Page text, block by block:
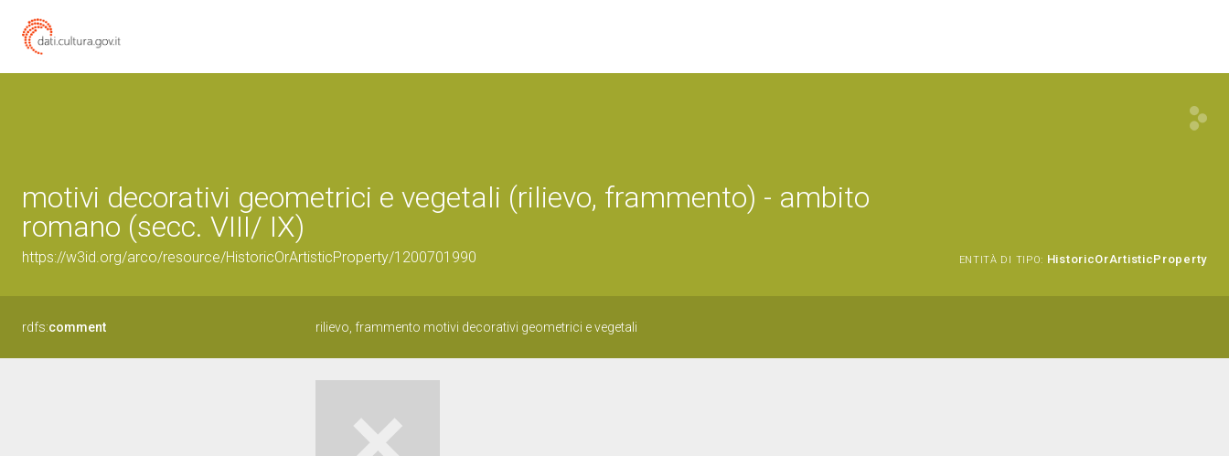
motivi decorativi geometrici e vegetali (rilievo, frammento) - ambito
romano (secc. VIII/ IX)
https://w3id.org/arco/resource/HistoricOrArtisticProperty/1200701990 ENTITÀ DI TIPO: HistoricOrArtisticProperty
rdfs:comment rilievo, frammento motivi decorativi geometrici e vegetali